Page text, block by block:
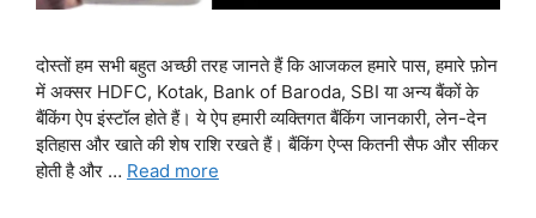
दोस्तों हम सभी बहुत अच्छी तरह जानते हैं कि आजकल हमारे पास, हमारे फ़ोन
में अक्सर HDFC, Kotak, Bank of Baroda, SBI या अन्य बैंकों के
बैंकिंग ऐप इंस्टॉल होते हैं। ये ऐप हमारी व्यक्तिगत बैंकिंग जानकारी, लेन-देन
इतिहास और खाते की शेष राशि रखते हैं। बैंकिंग ऐप्स कितनी सैफ और सीकर
होती है और … Read more